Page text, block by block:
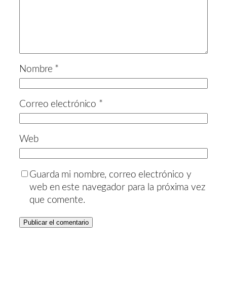
Nombre *
Correo electrónico *
Web
Guarda mi nombre, correo electrónico y
web en este navegador para la próxima vez
que comente.